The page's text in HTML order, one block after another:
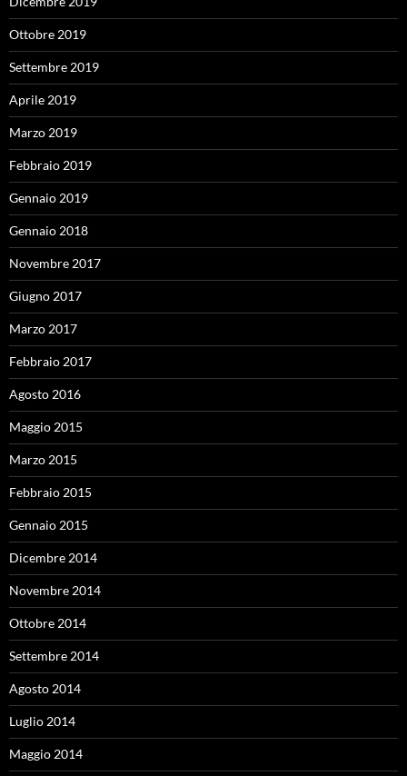
Ottobre 2019
Settembre 2019
Aprile 2019
Marzo 2019
Febbraio 2019
Gennaio 2019
Gennaio 2018
Novembre 2017
Giugno 2017
Marzo 2017
Febbraio 2017
Agosto 2016
Maggio 2015
Marzo 2015
Febbraio 2015
Gennaio 2015
Dicembre 2014
Novembre 2014
Ottobre 2014
Settembre 2014
Agosto 2014
Luglio 2014
Maggio 2014